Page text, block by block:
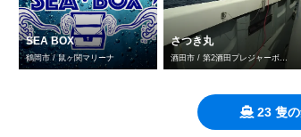
SEA BOX
鶴岡市 / 鼠ヶ関マリーナ
さつき丸
酒田市 / 第2酒田プレジャーボートスポット
23 隻